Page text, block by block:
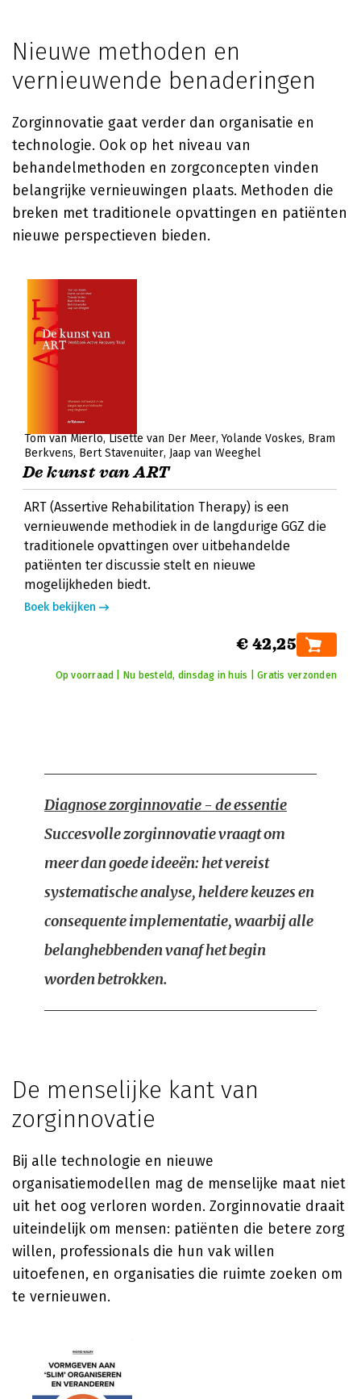
Nieuwe methoden en
vernieuwende benaderingen
Zorginnovatie gaat verder dan organisatie en
technologie. Ook op het niveau van
behandelmethoden en zorgconcepten vinden
belangrijke vernieuwingen plaats. Methoden die
breken met traditionele opvattingen en patiënten
nieuwe perspectieven bieden.
Tom van Mierlo Lisette van Der Meer Yolande Voskes Bram
Berkvens Bert Stavenuiter Jaap van Weeghel
De kunst van ART
ART (Assertive Rehabilitation Therapy) is een
vernieuwende methodiek in de langdurige GGZ die
traditionele opvattingen over uitbehandelde
patiënten ter discussie stelt en nieuwe
mogelijkheden biedt.
Boek bekijken
€ 42,25
Op voorraad | Nu besteld, dinsdag in huis | Gratis verzonden
Diagnose zorginnovatie - de essentie
Succesvolle zorginnovatie vraagt om
meer dan goede ideeën: het vereist
systematische analyse, heldere keuzes en
consequente implementatie, waarbij alle
belanghebbenden vanaf het begin
worden betrokken.
De menselijke kant van
zorginnovatie
Bij alle technologie en nieuwe
organisatiemodellen mag de menselijke maat niet
uit het oog verloren worden. Zorginnovatie draait
uiteindelijk om mensen: patiënten die betere zorg
willen, professionals die hun vak willen
uitoefenen, en organisaties die ruimte zoeken om
te vernieuwen.